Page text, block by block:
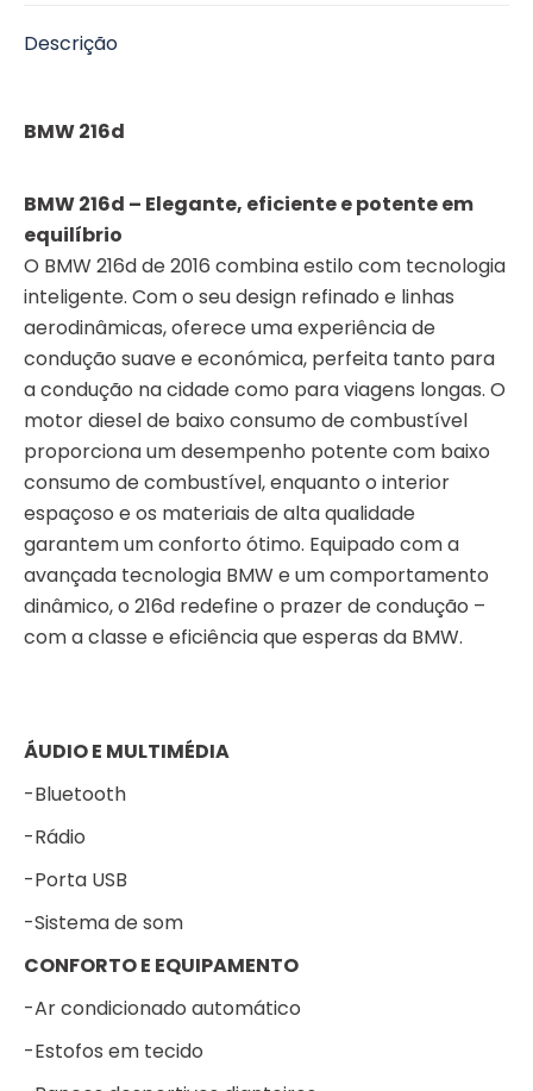
Descrição
BMW 216d
BMW 216d – Elegante, eficiente e potente em
equilíbrio
O BMW 216d de 2016 combina estilo com tecnologia
inteligente. Com o seu design refinado e linhas
aerodinâmicas, oferece uma experiência de
condução suave e económica, perfeita tanto para
a condução na cidade como para viagens longas. O
motor diesel de baixo consumo de combustível
proporciona um desempenho potente com baixo
consumo de combustível, enquanto o interior
espaçoso e os materiais de alta qualidade
garantem um conforto ótimo. Equipado com a
avançada tecnologia BMW e um comportamento
dinâmico, o 216d redefine o prazer de condução –
com a classe e eficiência que esperas da BMW.
ÁUDIO E MULTIMÉDIA
-Bluetooth
-Rádio
-Porta USB
-Sistema de som
CONFORTO E EQUIPAMENTO
-Ar condicionado automático
-Estofos em tecido